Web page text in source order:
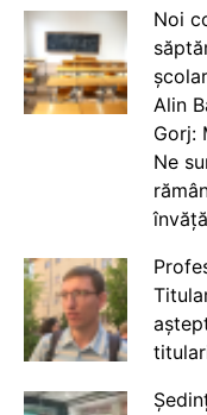
Noi
Alin
Gorj:
Ne